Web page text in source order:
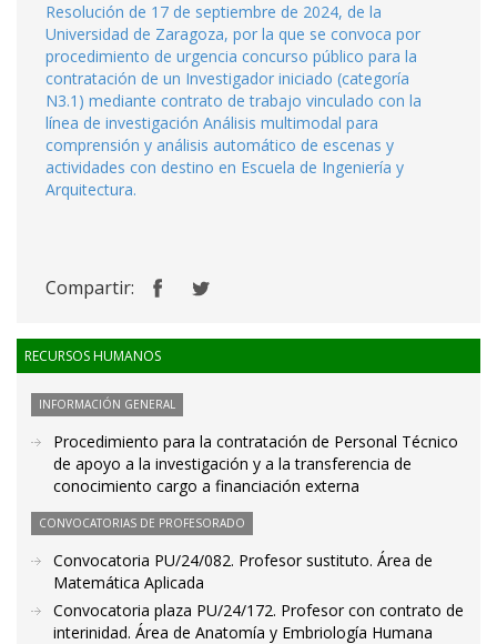
Resolución de 17 de septiembre de 2024, de la
Universidad de Zaragoza, por la que se convoca por
procedimiento de urgencia concurso público para la
contratación de un Investigador iniciado (categoría
N3.1) mediante contrato de trabajo vinculado con la
línea de investigación Análisis multimodal para
comprensión y análisis automático de escenas y
actividades con destino en Escuela de Ingeniería y
Arquitectura.
Compartir:
RECURSOS HUMANOS
INFORMACIÓN GENERAL
Procedimiento para la contratación de Personal Técnico
de apoyo a la investigación y a la transferencia de
conocimiento cargo a financiación externa
CONVOCATORIAS DE PROFESORADO
Convocatoria PU/24/082. Profesor sustituto. Área de
Matemática Aplicada
Convocatoria plaza PU/24/172. Profesor con contrato de
interinidad. Área de Anatomía y Embriología Humana